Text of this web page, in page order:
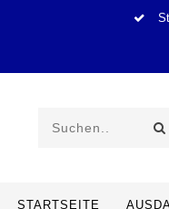
STARTSEITE